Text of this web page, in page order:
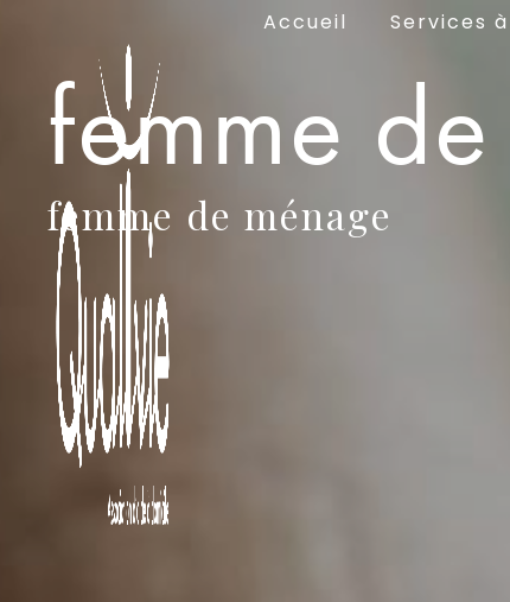
Accueil Services
femme
femme de ménage
Panneau de gestion des cookies